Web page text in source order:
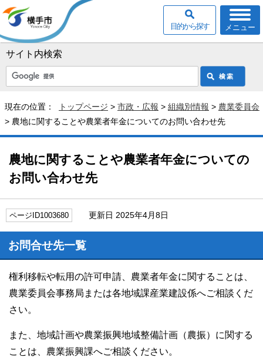
サイト内検索
メニュー
目的から探す
現在の位置： トップページ > 市政・広報 > 組織別情報 > 農業委員会
> 農地に関することや農業者年金についてのお問い合わせ先
農地に関することや農業者年金についての
お問い合わせ先
ページID1003680 更新日 2025年4月8日
お問合せ先一覧
権利移転や転用の許可申請、農業者年金に関することは、
農業委員会事務局または各地域課産業建設係へご相談くだ
さい。
また、地域計画や農業振興地域整備計画（農振）に関する
ことは、農業振興課へご相談ください。